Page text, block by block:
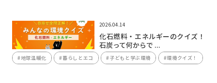
2026.04.14
化石燃料・エネルギーのクイズ！
石炭って何からで ...
#地球温暖化 #暮らしとエコ #子どもと学ぶ環境 #環境クイズ！